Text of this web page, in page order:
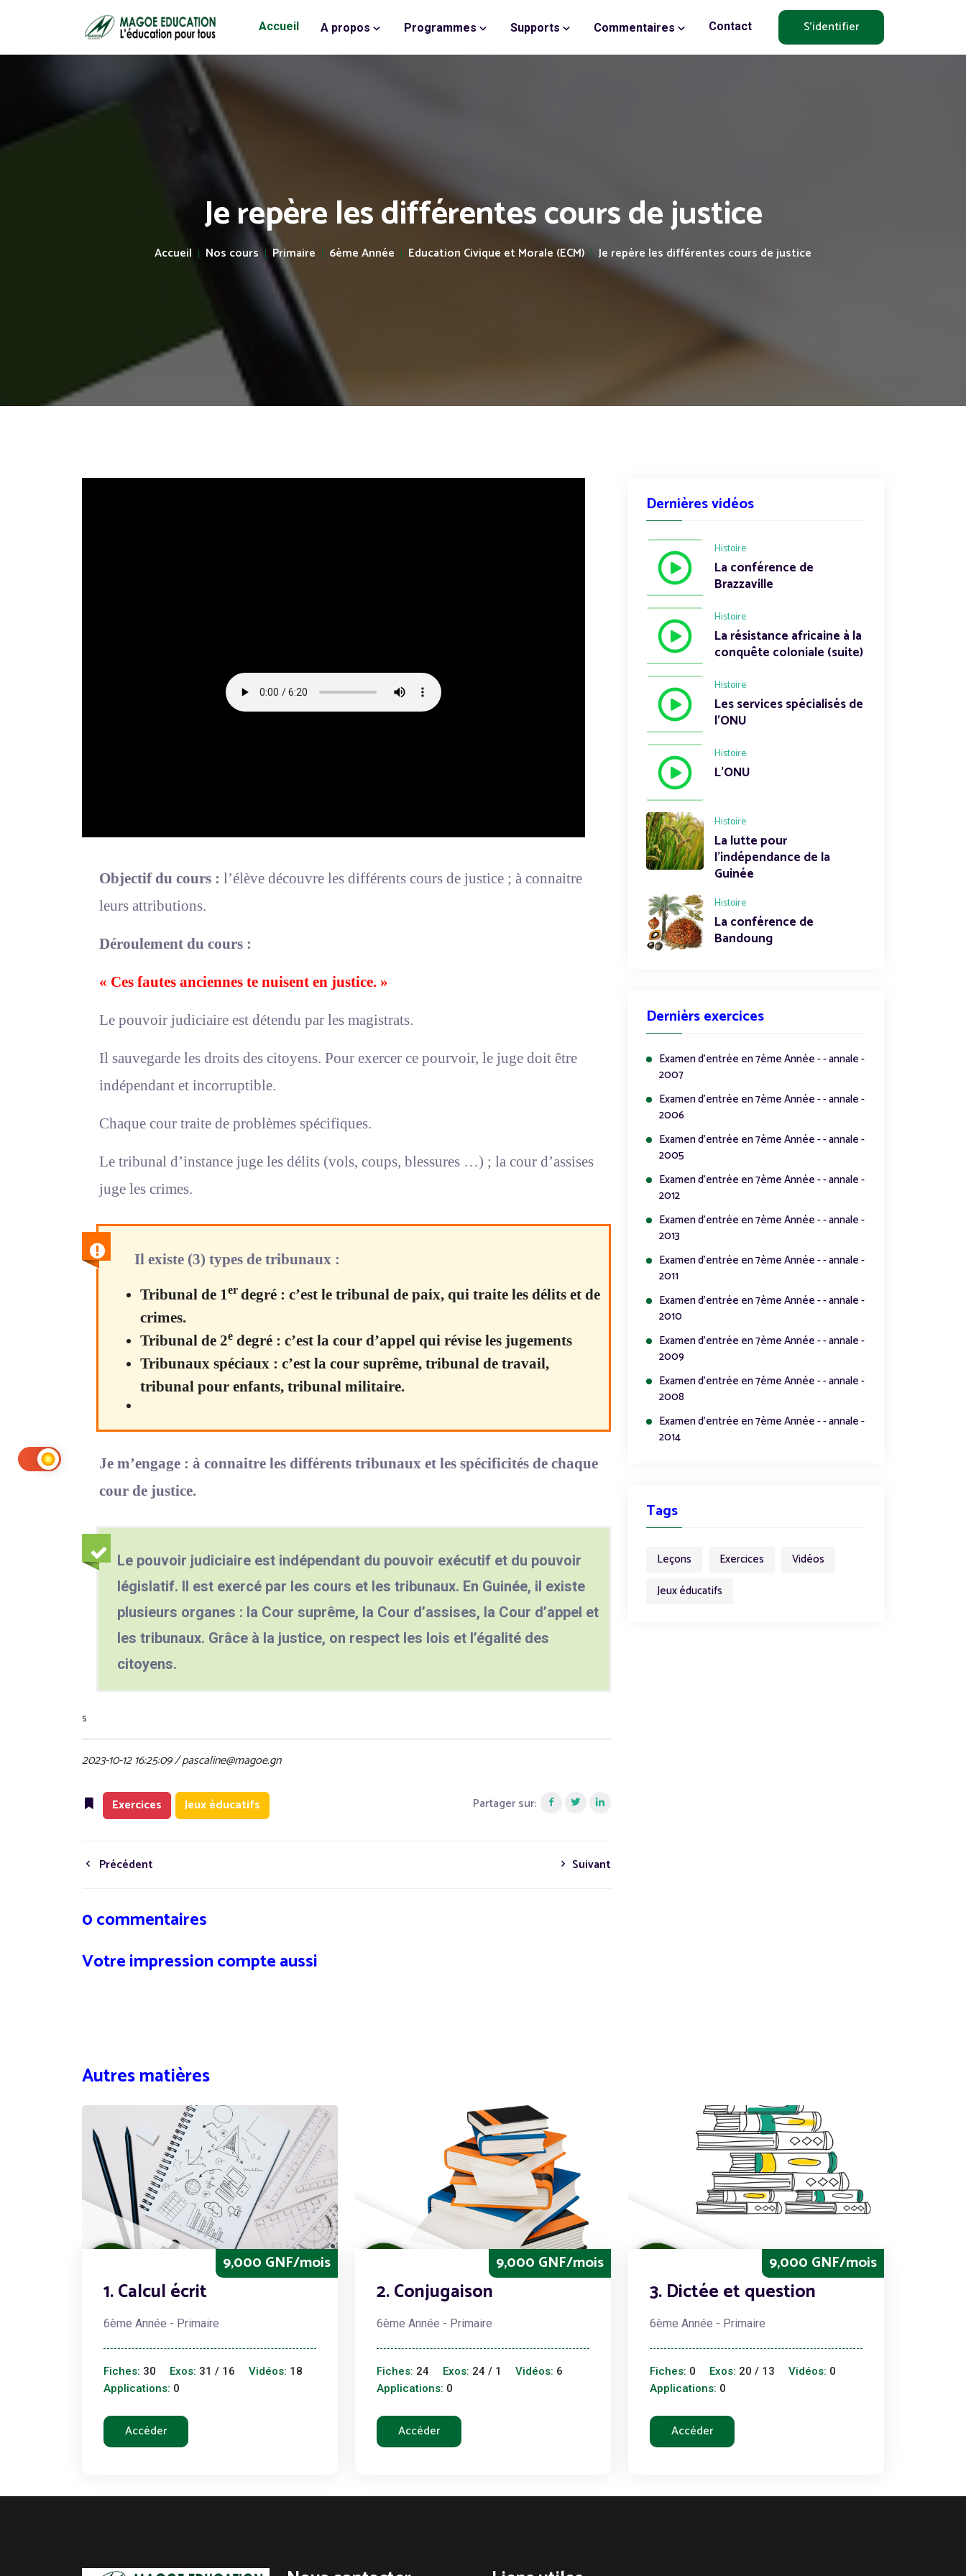
Accueil A propos Programmes Supports Commentaires Contact S'identifier
Je repère les différentes cours de justice
Accueil Nos cours Primaire 6ème Année Education Civique et Morale (ECM) Je repère les différentes cours de justice
Objectif du cours : l’élève découvre les différents cours de justice ; à connaitre
leurs attributions.
Déroulement du cours :
« Ces fautes anciennes te nuisent en justice. »
Le pouvoir judiciaire est détendu par les magistrats.
Il sauvegarde les droits des citoyens. Pour exercer ce pourvoir, le juge doit être
indépendant et incorruptible.
Chaque cour traite de problèmes spécifiques.
Le tribunal d’instance juge les délits (vols, coups, blessures …) ; la cour d’assises
juge les crimes.
Il existe (3) types de tribunaux :
Tribunal de 1er degré : c’est le tribunal de paix, qui traite les délits et de
crimes.
Tribunal de 2e degré : c’est la cour d’appel qui révise les jugements
Tribunaux spéciaux : c’est la cour suprême, tribunal de travail,
tribunal pour enfants, tribunal militaire.
Je m’engage : à connaitre les différents tribunaux et les spécificités de chaque
cour de justice.
Le pouvoir judiciaire est indépendant du pouvoir exécutif et du pouvoir
législatif. Il est exercé par les cours et les tribunaux. En Guinée, il existe
plusieurs organes : la Cour suprême, la Cour d’assises, la Cour d’appel et
les tribunaux. Grâce à la justice, on respect les lois et l’égalité des
citoyens.
s
2023-10-12 16:25:09 / pascaline@magoe.gn
Exercices Jeux éducatifs Partager sur:
Précédent Suivant
0 commentaires
Votre impression compte aussi
Dernières vidéos
Histoire
La conférence de
Brazzaville
Histoire
La résistance africaine à la
conquête coloniale (suite)
Histoire
Les services spécialisés de
l'ONU
Histoire
L'ONU
Histoire
La lutte pour
l'indépendance de la
Guinée
Histoire
La conférence de
Bandoung
Dernièrs exercices
Examen d'entrée en 7ème Année - - annale -
2007
Examen d'entrée en 7ème Année - - annale -
2006
Examen d'entrée en 7ème Année - - annale -
2005
Examen d'entrée en 7ème Année - - annale -
2012
Examen d'entrée en 7ème Année - - annale -
2013
Examen d'entrée en 7ème Année - - annale -
2011
Examen d'entrée en 7ème Année - - annale -
2010
Examen d'entrée en 7ème Année - - annale -
2009
Examen d'entrée en 7ème Année - - annale -
2008
Examen d'entrée en 7ème Année - - annale -
2014
Tags
Leçons Exercices
Vidéos
Jeux éducatifs
Autres matières
9,000 GNF/mois
1. Calcul écrit
6ème Année - Primaire
Fiches: 30 Exos: 31 / 16 Vidéos: 18
Applications: 0
Accéder
9,000 GNF/mois
2. Conjugaison
6ème Année - Primaire
Fiches: 24 Exos: 24 / 1 Vidéos: 6
Applications: 0
Accéder
9,000 GNF/mois
3. Dictée et question
6ème Année - Primaire
Fiches: 0 Exos: 20 / 13 Vidéos: 0
Applications: 0
Accéder